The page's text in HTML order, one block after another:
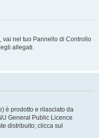
vai nel tuo Pannello di Controllo
allegati.
è prodotto e rilasciato da
General Public Licence
distribuito; clicca sul